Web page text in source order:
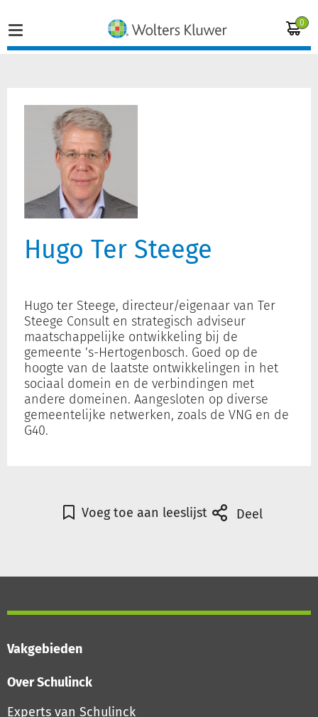
0
Vakgebieden
Producten
Opleidingen
Inloggen op de kennisbank
Inloggen
Registreren
Hugo Ter Steege
Hugo ter Steege, directeur/eigenaar van Ter
Steege Consult en strategisch adviseur
maatschappelijke ontwikkeling bij de
gemeente ’s-Hertogenbosch. Goed op de
hoogte van de laatste ontwikkelingen in het
sociaal domein en de verbindingen met
andere domeinen. Aangesloten op diverse
gemeentelijke netwerken, zoals de VNG en de
G40.
Voeg toe aan leeslijst Deel
Vakgebieden
Over Schulinck
Experts van Schulinck